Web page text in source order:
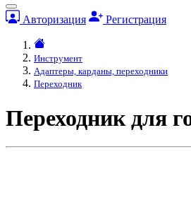
Авторизация Регистрация
Инструмент
Адаптеры, карданы, переходники
Переходник
Переходник для